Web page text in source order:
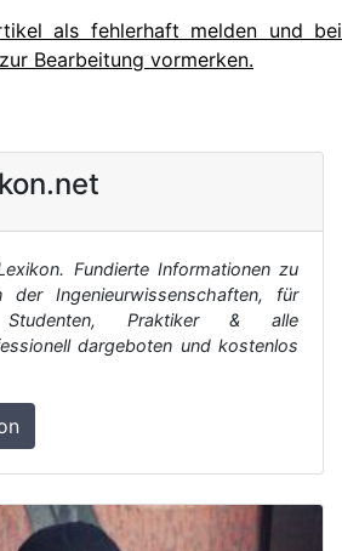
als fehlerhaft melden und bei
Bearbeitung vormerken.
Fundierte Informationen zu
der Ingenieurwissenschaften, für
Studenten, Praktiker & alle
dargeboten und kostenlos